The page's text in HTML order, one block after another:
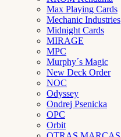
Max Playing Cards
Mechanic Industries
Midnight Cards
MIRAGE
MPC
Murphy´s Magic
New Deck Order
NOC
Odyssey
Ondrej Psenicka
OPC
Orbit